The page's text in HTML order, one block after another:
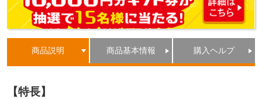
商品説明 商品基本情報 購入ヘルプ
【特長】